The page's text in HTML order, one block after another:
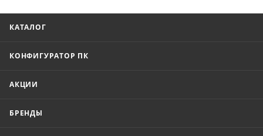
КАТАЛОГ
КОНФИГУРАТОР ПК
АКЦИИ
БРЕНДЫ